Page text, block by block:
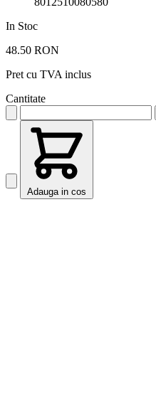
In Stoc
48.50 RON
Pret cu TVA inclus
Cantitate
Adauga in cos